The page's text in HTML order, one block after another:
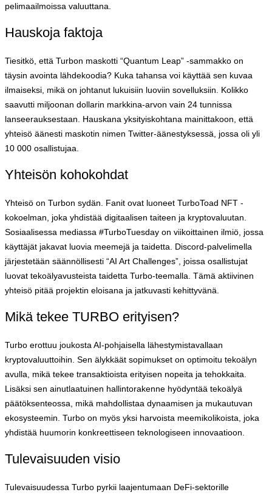
pelimaailmoissa valuuttana.
Hauskoja faktoja
Tiesitkö, että Turbon maskotti “Quantum Leap” -sammakko on
täysin avointa lähdekoodia? Kuka tahansa voi käyttää sen kuvaa
ilmaiseksi, mikä on johtanut lukuisiin luoviin sovelluksiin. Kolikko
saavutti miljoonan dollarin markkina-arvon vain 24 tunnissa
lanseerauksestaan. Hauskana yksityiskohtana mainittakoon, että
yhteisö äänesti maskotin nimen Twitter-äänestyksessä, jossa oli yli
10 000 osallistujaa.
Yhteisön kohokohdat
Yhteisö on Turbon sydän. Fanit ovat luoneet TurboToad NFT -
kokoelman, joka yhdistää digitaalisen taiteen ja kryptovaluutan.
Sosiaalisessa mediassa #TurboTuesday on viikoittainen ilmiö, jossa
käyttäjät jakavat luovia meemejä ja taidetta. Discord-palvelimella
järjestetään säännöllisesti “AI Art Challenges”, joissa osallistujat
luovat tekoälyavusteista taidetta Turbo-teemalla. Tämä aktiivinen
yhteisö pitää projektin eloisana ja jatkuvasti kehittyvänä.
Mikä tekee TURBO erityisen?
Turbo erottuu joukosta AI-pohjaisella lähestymistavallaan
kryptovaluuttoihin. Sen älykkäät sopimukset on optimoitu tekoälyn
avulla, mikä tekee transaktioista erityisen nopeita ja tehokkaita.
Lisäksi sen ainutlaatuinen hallintorakenne hyödyntää tekoälyä
päätöksenteossa, mikä mahdollistaa dynaamisen ja mukautuvan
ekosysteemin. Turbo on myös yksi harvoista meemikolikoista, joka
yhdistää huumorin konkreettiseen teknologiseen innovaatioon.
Tulevaisuuden visio
Tulevaisuudessa Turbo pyrkii laajentumaan DeFi-sektorille